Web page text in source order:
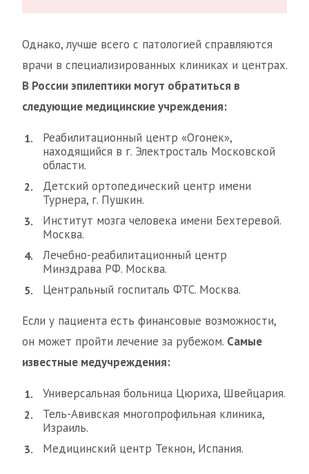
Однако, лучше всего с патологией справляются
врачи в специализированных клиниках и центрах.
В России эпилептики могут обратиться в
следующие медицинские учреждения:
Реабилитационный центр «Огонек»,
находящийся в г. Электросталь Московской
области.
Детский ортопедический центр имени
Турнера, г. Пушкин.
Институт мозга человека имени Бехтеревой.
Москва.
Лечебно-реабилитационный центр
Минздрава РФ. Москва.
Центральный госпиталь ФТС. Москва.
Если у пациента есть финансовые возможности,
он может пройти лечение за рубежом. Самые
известные медучреждения:
Универсальная больница Цюриха, Швейцария.
Тель-Авивская многопрофильная клиника,
Израиль.
Медицинский центр Текнон, Испания.